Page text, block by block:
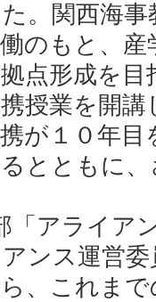
。関西海
のもと、
点形成を
授業を開
が１０年
とともに
「アライア
ンス運営
、これま